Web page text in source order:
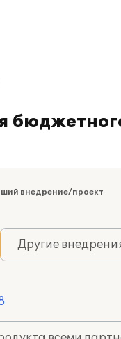
внедрение/проект
Другие